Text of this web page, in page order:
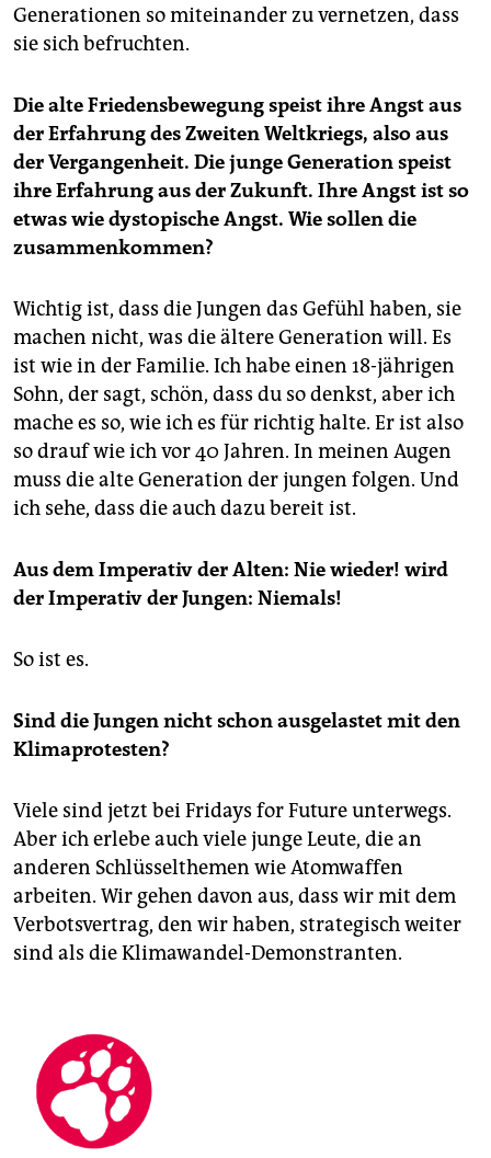
Generationen so miteinander zu vernetzen, dass
sie sich befruchten.
Die alte Friedensbewegung speist ihre Angst aus
der Erfahrung des Zweiten Weltkriegs, also aus
der Vergangenheit. Die junge Generation speist
ihre Erfahrung aus der Zukunft. Ihre Angst ist so
etwas wie dystopische Angst. Wie sollen die
zusammenkommen?
Wichtig ist, dass die Jungen das Gefühl haben, sie
machen nicht, was die ältere Generation will. Es
ist wie in der Familie. Ich habe einen 18-jährigen
Sohn, der sagt, schön, dass du so denkst, aber ich
mache es so, wie ich es für richtig halte. Er ist also
so drauf wie ich vor 40 Jahren. In meinen Augen
muss die alte Generation der jungen folgen. Und
ich sehe, dass die auch dazu bereit ist.
Aus dem Imperativ der Alten: Nie wieder! wird
der Imperativ der Jungen: Niemals!
So ist es.
Sind die Jungen nicht schon ausgelastet mit den
Klima­protesten?
Viele sind jetzt bei Fridays for Future unterwegs.
Aber ich erlebe auch viele junge Leute, die an
anderen Schlüsselthemen wie Atomwaffen
arbeiten. Wir gehen davon aus, dass wir mit dem
Verbotsvertrag, den wir haben, strategisch weiter
sind als die Klimawandel-Demonstranten.